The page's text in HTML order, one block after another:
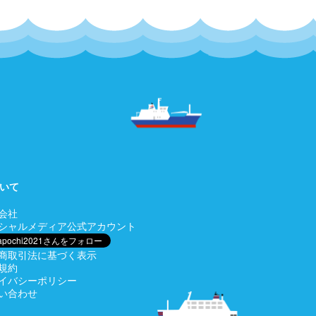
て
社
ャルメディア公式アカウント
取引法に基づく表示
約
バシーポリシー
合わせ